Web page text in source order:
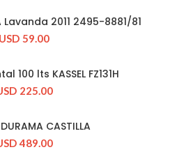
STOCK
Lavanda 2011 2495-8881/81
59.00
STOCK
100 lts KASSEL FZ131H
225.00
STOCK
CASTILLA
489.00